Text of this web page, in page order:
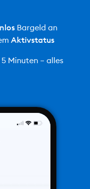
Bargeld an
Aktivstatus
Minuten – alles